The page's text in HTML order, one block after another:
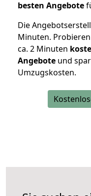
besten Angebote
Die
Minuten.
ca. 2 Minuten
Angebote und
Umzugskosten.